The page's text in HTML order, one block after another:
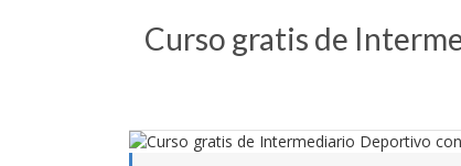
Curso gratis de